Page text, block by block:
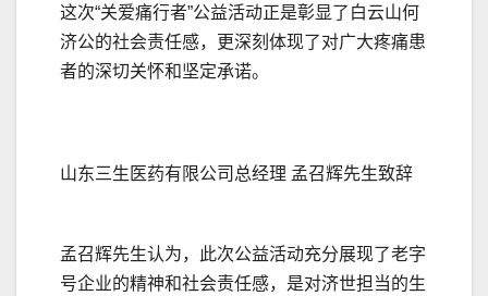
这次“关爱痛行者”公益活动正是彰显了白云山何
济公的社会责任感，更深刻体现了对广大疼痛患
者的深切关怀和坚定承诺。
山东三生医药有限公司总经理 孟召辉先生致辞
孟召辉先生认为，此次公益活动充分展现了老字
号企业的精神和社会责任感，是对济世担当的生